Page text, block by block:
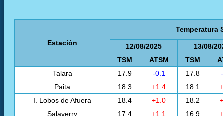
Estación
Temperatura
12/08/2025
13/08/
TSM
ATSM TSM
Talara
17.9 -0.1 17.8
Paita
18.3 +1.4 18.1
I. Lobos de Afuera
18.4 +1.0 18.2
Salaverry
17.4 +1.1 16.9